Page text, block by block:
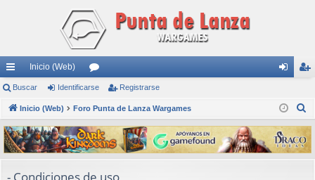
nl
ac
es
rá
Inicio (Web)
or
os nti
fic
ar
ist
ra
rs
Buscar Identificarse Registrarse
Inicio (Web) Foro Punta de Lanza Wargames
s
c